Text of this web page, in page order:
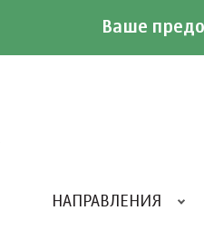
Ваше
НАПРАВЛЕНИЯ